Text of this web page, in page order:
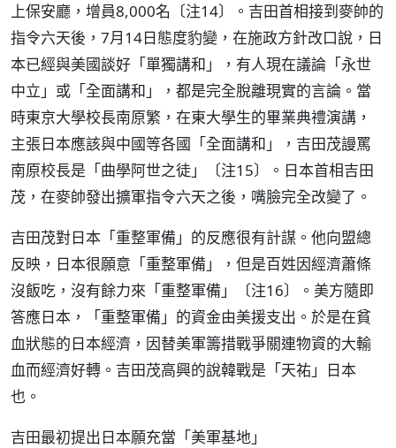
上保安廳，增員8,000名〔注14〕。吉田首相接到麥帥的
指令六天後，7月14日態度豹變，在施政方針改口說，日
本已經與美國談好「單獨講和」，有人現在議論「永世
中立」或「全面講和」，都是完全脫離現實的言論。當
時東京大學校長南原繁，在東大學生的畢業典禮演講，
主張日本應該與中國等各國「全面講和」，吉田茂謾罵
南原校長是「曲學阿世之徒」〔注15〕。日本首相吉田
茂，在麥帥發出擴軍指令六天之後，嘴臉完全改變了。
吉田茂對日本「重整軍備」的反應很有計謀。他向盟總
反映，日本很願意「重整軍備」，但是百姓因經濟蕭條
沒飯吃，沒有餘力來「重整軍備」〔注16〕。美方隨即
答應日本，「重整軍備」的資金由美援支出。於是在貧
血狀態的日本經濟，因替美軍籌措戰爭關連物資的大輸
血而經濟好轉。吉田茂高興的說韓戰是「天祐」日本
也。
吉田最初提出日本願充當「美軍基地」